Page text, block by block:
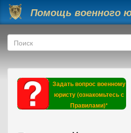
Перейти к основному содержанию
Помощь военного
Форма поиска
Поиск
Задать вопрос военному
юристу (ознакомьтесь с
Правилами)*